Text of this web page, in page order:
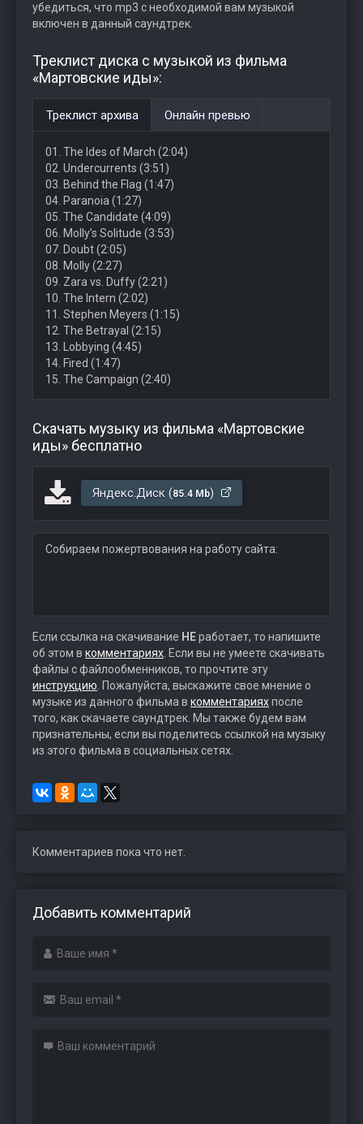
убедиться, что mp3 с необходимой вам музыкой
включен в данный саундтрек.
Треклист диска с музыкой из фильма
«Мартовские иды»:
Треклист архива Онлайн превью
01. The Ides of March (2:04)
02. Undercurrents (3:51)
03. Behind the Flag (1:47)
04. Paranoia (1:27)
05. The Candidate (4:09)
06. Molly’s Solitude (3:53)
07. Doubt (2:05)
08. Molly (2:27)
09. Zara vs. Duffy (2:21)
10. The Intern (2:02)
11. Stephen Meyers (1:15)
12. The Betrayal (2:15)
13. Lobbying (4:45)
14. Fired (1:47)
15. The Campaign (2:40)
Скачать музыку из фильма «Мартовские
иды» бесплатно
Яндекс.Диск (85.4 Mb)
Собираем пожертвования на работу сайта:
Если ссылка на скачивание НЕработает, то напишите
об этом в комментариях . Если вы не умеете скачивать
файлы с файлообменников, то прочтите эту
инструкцию . Пожалуйста, выскажите свое мнение о
музыке из данного фильма в комментарияхпосле
того, как скачаете саундтрек. Мы также будем вам
признательны, если вы поделитесь ссылкой на музыку
из этого фильма в социальных сетях.
Комментариев пока что нет.
Добавить комментарий